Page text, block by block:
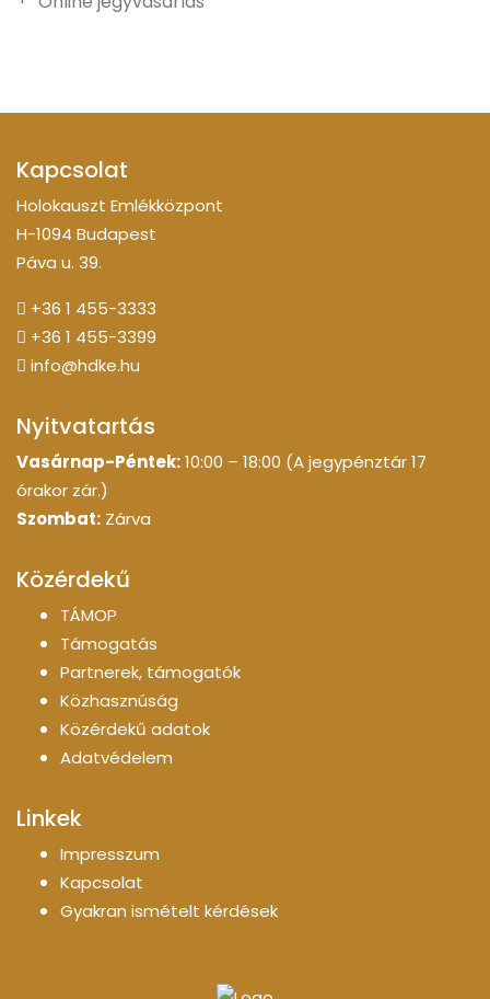
Kapcsolat
Holokauszt Emlékközpont
H-1094 Budapest
Páva u. 39.
+36 1 455-3333
+36 1 455-3399
info@hdke.hu
Nyitvatartás
Vasárnap-Péntek:10:00 – 18:00 (A jegypénztár 17
órakor zár.)
Szombat: Zárva
Közérdekű
TÁMOP
Támogatás
Partnerek, támogatók
Közhasznúság
Közérdekű adatok
Adatvédelem
Linkek
Impresszum
Kapcsolat
Gyakran ismételt kérdések